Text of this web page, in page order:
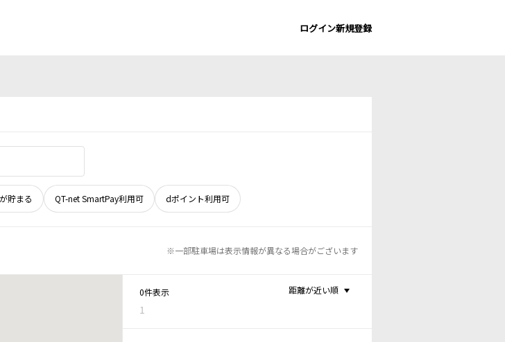
ログイン新規登録
貯まる QT-net SmartPay利用可 dポイント利用可
※一部駐車場は表示情報が異なる場合がございます
0件表示
1
距離が近い順